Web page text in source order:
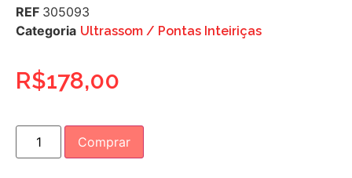
REF 305093
Categoria Ultrassom / Pontas Inteiriças
R$178,00
Comprar